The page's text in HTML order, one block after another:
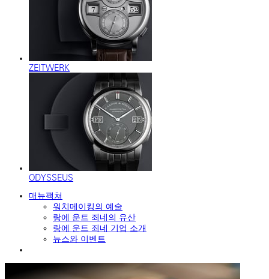
ZEITWERK
ODYSSEUS
매뉴팩쳐
워치메이킹의 예술
랑에 운트 죄네의 유산
랑에 운트 죄네 기업 소개
뉴스와 이벤트